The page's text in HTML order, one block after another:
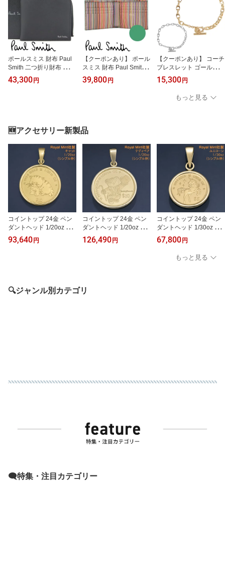
ポールスミス 財布 Paul
Smith 二つ折り財布 小銭
入れあり メンズ ブラッ
ク ボルドー スカイブル
ト】
43,300円
【クーポンあり】 ポール
スミス 財布 Paul Smith
二つ折り財布 小銭入れな
し メンズ コバルトグリ
ト】
39,800円
【クーポンあり】 コーチ
ブレスレット ゴールド
シルバー シグネチャー
女性 レディース COACH
選べる2カラー 【376745
GLD710 376745RHO03
15,300円
もっと見る
🆕アクセサリー新製品
コイントップ 24金 ペン
ダントヘッド 1/20oz 1/2
0オンス キャット 猫 ネッ
クレストップ K24 純金 R
93,640円
コイントップ 24金 ペン
ダントヘッド 1/20oz 1/2
0オンス テディベア ネッ
クレストップ K24 純金 R
126,490円
コイントップ 24金 ペン
ダントヘッド 1/30oz 1/3
0オンス ユニコーン (神
聖・純粋・金運) ネック
レストップ K24 純金 Ro
yal Mint社製 レディース
67,800円
もっと見る
🔍ジャンル別カテゴリ
🗨️特集・注目カテゴリー